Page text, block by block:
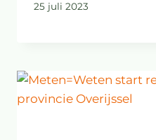
25 juli 2023